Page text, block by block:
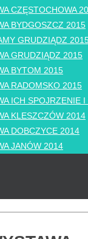
CZĘSTOCHOWA
BYDGOSZCZ 2015
GRUDZIĄDZ
GRUDZIĄDZ 2015
BYTOM 2015
RADOMSKO 2015
ICH SPOJRZENIE
KLESZCZÓW 2014
DOBCZYCE 2014
JANÓW 2014